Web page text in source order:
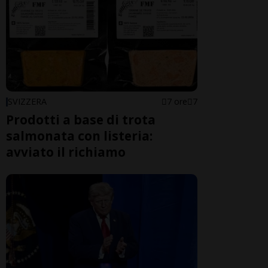
SVIZZERA 7 ore 7
Prodotti a base di trota
salmonata con listeria:
avviato il richiamo